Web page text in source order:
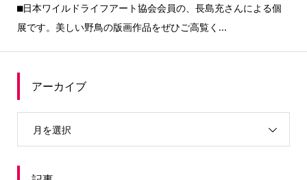
⬛︎日本ワイルドライフアート協会会員の、長島充さんによる個
展です。美しい野鳥の版画作品をぜひご高覧く...
アーカイブ
月を選択